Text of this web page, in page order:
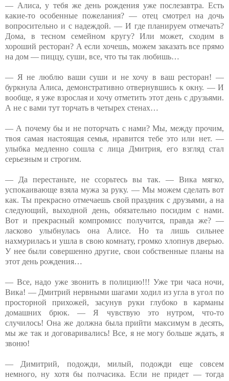
— Алиса, у тебя же день рождения уже послезавтра. Есть
какие-то особенные пожелания? — отец смотрел на дочь
вопросительно и с надеждой. — И где планируем отмечать?
Дома, в тесном семейном кругу? Или может, сходим в
хороший ресторан? А если хочешь, можем заказать все прямо
на дом — пиццу, суши, все, что ты так любишь…
— Я не люблю ваши суши и не хочу в ваш ресторан! —
буркнула Алиса, демонстративно отвернувшись к окну. — И
вообще, я уже взрослая и хочу отметить этот день с друзьями.
А не с вами тут торчать в четырех стенах…
— А почему бы и не поторчать с нами? Мы, между прочим,
твоя самая настоящая семья, нравится тебе это или нет. —
улыбка медленно сошла с лица Дмитрия, его взгляд стал
серьезным и строгим.
— Да перестаньте, не ссорьтесь вы так. — Вика мягко,
успокаивающе взяла мужа за руку. — Мы можем сделать вот
как. Ты прекрасно отмечаешь свой праздник с друзьями, а на
следующий, выходной день, обязательно посидим с нами.
Вот и прекрасный компромисс получится, правда же? —
ласково улыбнулась она Алисе. Но та лишь сильнее
нахмурилась и ушла в свою комнату, громко хлопнув дверью.
У нее были совершенно другие, свои собственные планы на
этот день рождения…
— Все, надо уже звонить в полицию!!! Уже три часа ночи,
Вика! — Дмитрий нервными шагами ходил из угла в угол по
просторной прихожей, засунув руки глубоко в карманы
домашних брюк. — Я чувствую это нутром, что-то
случилось! Она же должна была прийти максимум в десять,
мы же так и договаривались! Все, я не могу больше ждать, я
звоню!
— Димитрий, подожди, милый, подожди еще совсем
немного, ну хотя бы полчасика. Если не придет — тогда